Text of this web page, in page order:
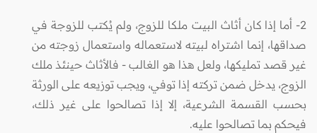
2- أما إذا كان أثاث البيت ملكا للزوج، ولم يُكتب للزوجة في
صداقها، إنما اشتراه لبيته لاستعماله واستعمال زوجته من
غير قصد تمليكها، ولعل هذا هو الغالب - فالأثاث حينئذ ملك
الزوج، يدخل ضمن تركته إذا توفي، ويجب توزيعه على الورثة
بحسب القسمة الشرعية، إلا إذا تصالحوا على غير ذلك،
فيحكم بما تصالحوا عليه.